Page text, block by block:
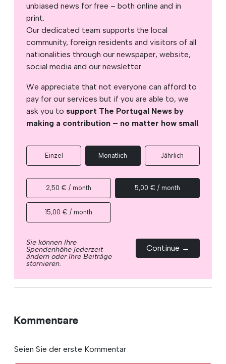
unbiased news for free – both online and in
print.
Our dedicated team supports the local
community, foreign residents and visitors of all
nationalities through our newspaper, website,
social media and our newsletter.
We appreciate that not everyone can afford to
pay for our services but if you are able to, we
ask you to support The Portugal News by
making a contribution – no matter how small.
Einzel Monatlich Jährlich
2,50 € / month 5,00 € / month
15,00 € / month
Sie können Ihre
Spendenhöhe jederzeit
ändern oder Ihre Beiträge
stornieren.
Continue →
Kommentare
Seien Sie der erste Kommentar